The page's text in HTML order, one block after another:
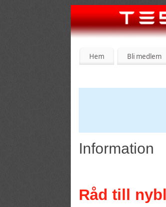
Hem Bli medlem
Information
Råd till